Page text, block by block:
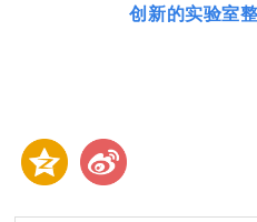
创新的实验室